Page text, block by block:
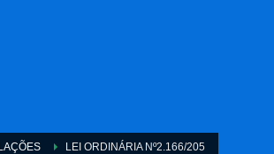
LEI ORDINÁRIA Nº2.166/205